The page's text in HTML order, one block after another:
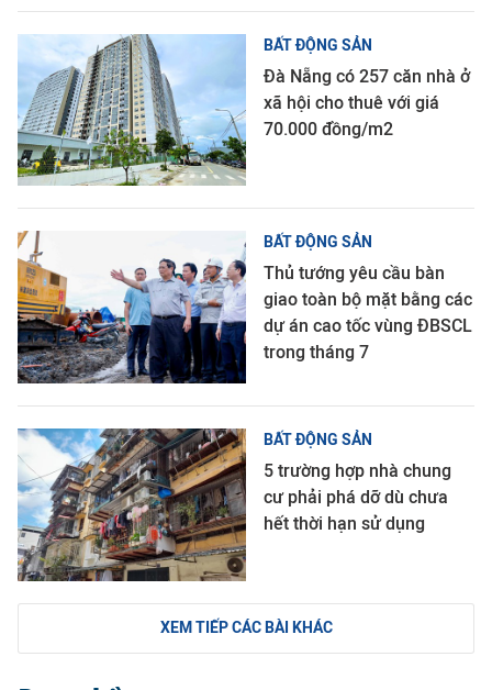
BẤT ĐỘNG SẢN
Đà Nẵng có 257 căn nhà ở
xã hội cho thuê với giá
70.000 đồng/m2
BẤT ĐỘNG SẢN
Thủ tướng yêu cầu bàn
giao toàn bộ mặt bằng các
dự án cao tốc vùng ĐBSCL
trong tháng 7
BẤT ĐỘNG SẢN
5 trường hợp nhà chung
cư phải phá dỡ dù chưa
hết thời hạn sử dụng
XEM TIẾP CÁC BÀI KHÁC